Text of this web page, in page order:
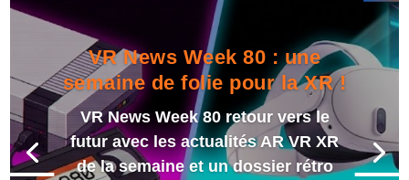
VR News Week 80 : une
semaine de folie pour la XR !
VR News Week 80 retour vers le
futur avec les actualités AR VR XR
de la semaine et un dossier rétro